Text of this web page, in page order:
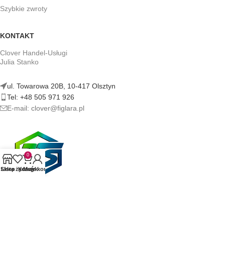
Szybkie zwroty
KONTAKT
Clover Handel-Usługi
Julia Stanko
ul. Towarowa 20B, 10-417 Olsztyn
Tel: +48 505 971 926
E-mail: clover@figlara.pl
Sklep
Lista życzeń
0
Koszyk
Moje konto